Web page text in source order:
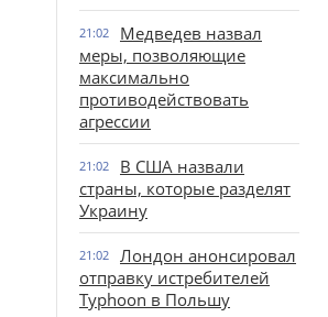
21:02
Медведев назвал
меры, позволяющие
максимально
противодействовать
агрессии
21:02
В США назвали
страны, которые разделят
Украину
21:02
Лондон анонсировал
отправку истребителей
Typhoon в Польшу